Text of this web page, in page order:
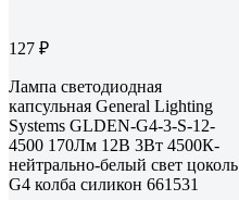
127 ₽
Лампа светодиодная
капсульная General Lighting
Systems GLDEN-G4-3-S-12-
4500 170Лм 12В 3Вт 4500К-
нейтрально-белый свет цоколь
G4 колба силикон 661531